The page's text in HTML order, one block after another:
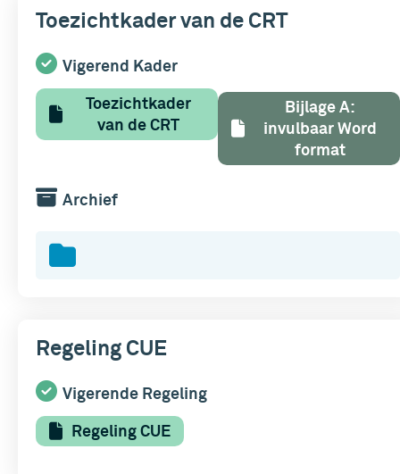
Toezichtkader van de CRT
Vigerend Kader
Toezichtkader
van de CRT
Bijlage A:
invulbaar Word
format
Archief
Regeling CUE
Vigerende Regeling
Regeling CUE